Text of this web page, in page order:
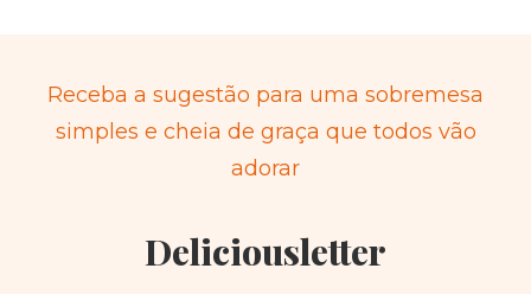
Receba a sugestão para uma sobremesa
simples e cheia de graça que todos vão
adorar
Deliciousletter